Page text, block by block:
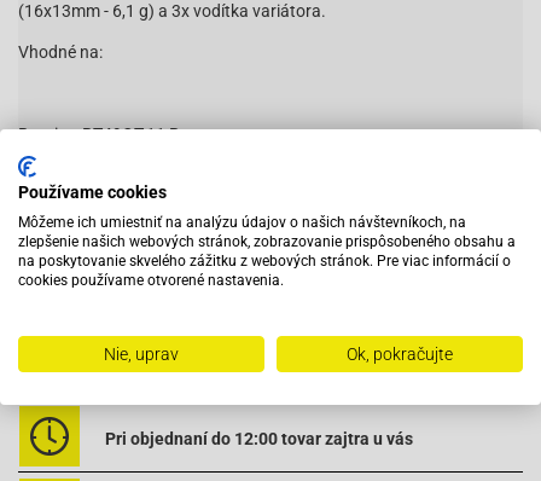
(16x13mm - 6,1 g) a 3x vodítka variátora.
Vhodné na:
Baotian-BT49QT-11 Retro
Baotian-BT49QT-12A1 Rebel
Baotian-BT49QT-12C1
Baotian-BT49QT-12E Rocky
Baotian-BT49QT-12F Tanco
Baotian-BT49QT-12G
Baotian-BT49QT-20A2
Baotian-BT49QT-2A Big Panther
Baotian-BT49QT-3
Baotian-BT49QT-6A1
Baotian-BT49QT-6A4
Čítať viac
Vybavený servis s odborným vyškoleným personálom
Pri objednaní do 12:00 tovar zajtra u vás
Používame cookies
Môžeme ich umiestniť na analýzu údajov o našich návštevníkoch, na
zlepšenie našich webových stránok, zobrazovanie prispôsobeného obsahu a
na poskytovanie skvelého zážitku z webových stránok. Pre viac informácií o
cookies používame otvorené nastavenia.
Nie, uprav Ok, pokračujte